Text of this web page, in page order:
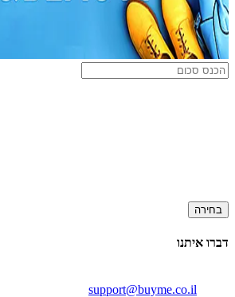
בחירה
דברו איתנו
support@buyme.co.il